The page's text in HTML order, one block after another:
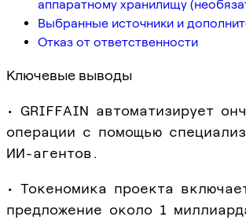
аппаратному хранилищу
Выбранные источники и
Отказ от ответственности
Ключевые выводы
• GRIFFAIN автоматизирует
операции с помощью
ИИ-агентов.
• Токеномика проекта
предложение около 1